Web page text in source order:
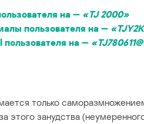
на — «TJ 2000»
пользователя на —
пользователя на —
только
этого занудства